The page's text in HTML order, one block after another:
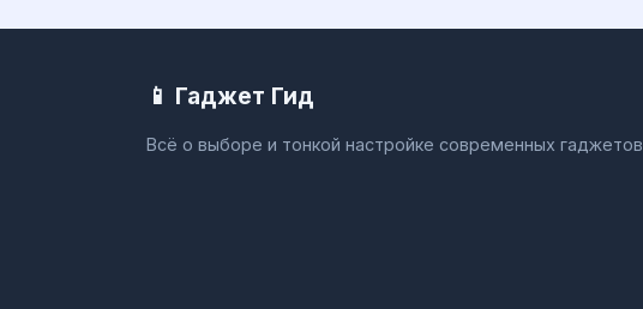
📱 Гаджет Гид
Всё о выборе и тонкой настройке современных гаджетов